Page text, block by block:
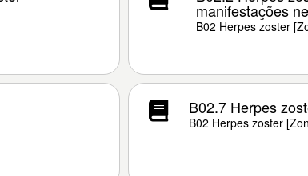
manifestações
B02 Herpes zoster
B02.7 Herpes
B02 Herpes zoster